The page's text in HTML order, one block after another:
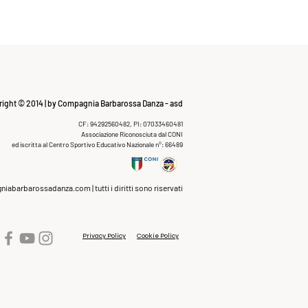
© 2014 | by Compagnia Barbarossa Danza - asd
CF: 94292560482, PI: 07033460481
Associazione Riconosciuta dal CONI
ed iscritta al Centro Sportivo Educativo Nazionale n°: 66489
| tutti i diritti sono riservati
Privacy Policy Cookie Policy